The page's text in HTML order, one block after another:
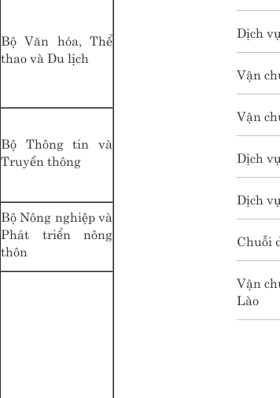
Bộ Văn hóa, Thể
thao và Du lịch
Bộ Thông tin và
Truyền thông
Bộ Nông nghiệp và
Phát triển nông
thôn
Dịch
Vận
Vận
Dịch
Dịch
Chuỗi
Vận
Lào